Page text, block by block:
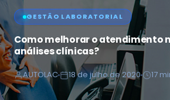
GESTÃO LABORATORIAL
Como melhorar o atendimento
análises clínicas?
AUTOLAC 18 de julho de 2020 17